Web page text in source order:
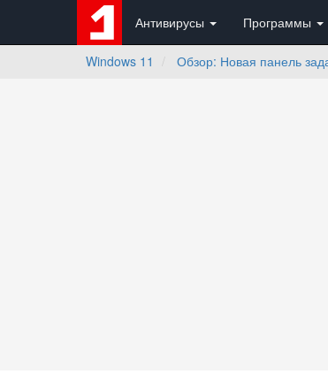
Антивирусы Программы
Windows 11 Обзор: Новая панель